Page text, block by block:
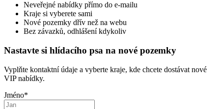
Neveřejné nabídky přímo do e-mailu
Kraje si vyberete sami
Nové pozemky dřív než na webu
Bez závazků, odhlášení kdykoliv
Nastavte si hlídacího psa na nové pozemky
Vyplňte kontaktní údaje a vyberte kraje, kde chcete dostávat nové
VIP nabídky.
Jméno*